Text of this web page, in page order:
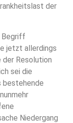
der
Begriff
jetzt allerdings
der Resolution
sei die
Niedergang